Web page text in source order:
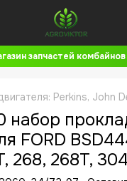
запчастей
Perkins, John
набор
FORD
268, 268T,